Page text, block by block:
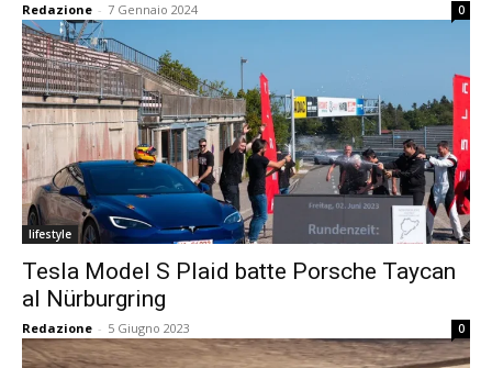
Redazione - 7 Gennaio 2024 0
lifestyle
Tesla Model S Plaid batte Porsche Taycan
al Nürburgring
Redazione - 5 Giugno 2023 0